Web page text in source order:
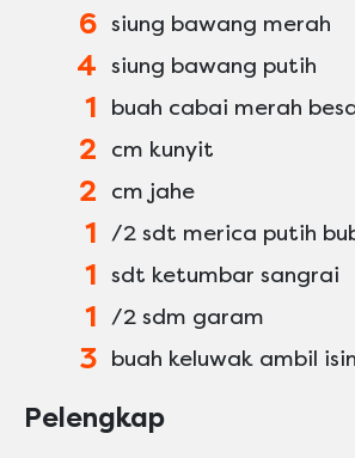
6 siung bawang merah
4 siung bawang putih
1 buah cabai merah
2 cm kunyit
2 cm jahe
1 /2 sdt merica putih
1 sdt ketumbar sangrai
1 /2 sdm garam
3 buah keluwak ambil
Pelengkap